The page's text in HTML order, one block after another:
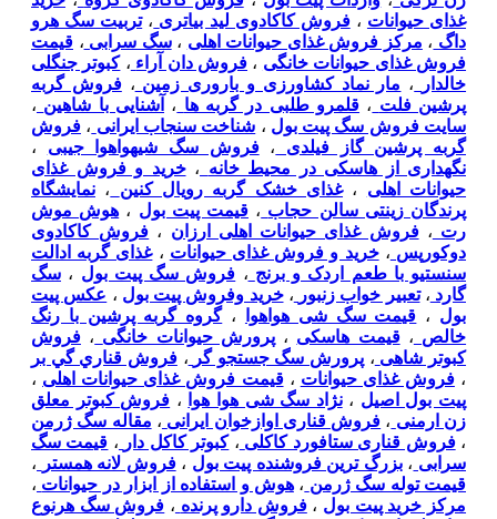
غذای حیوانات ،فروش کاکادوی لید بیاتری ،تربیت سگ هرو
داگ ، مرکز فروش غذای حیوانات اهلی ،سگ سرابی ، قیمت
فروش غذای حیوانات خانگی ، فروش دان آراء ،کبوتر جنگلی
خالدار
، مار نماد کشاورزی و باروری زمین ،فروش گربه
پرشین فلت ، قلمرو طلبی در گربه ها ، آشنایی با شاهین ،
سایت فروش سگ پیت بول ، شناخت سنجاب ایرانی ، فروش
گربه پرشین گاز فیلدی
،فروش سگ شیهواهوا جیبی ،
نگهداری از هاسکی در محیط خانه ،خرید و فروش غذای
حیوانات اهلی ،غذای خشک گربه رویال کنین ، نمایشگاه
پرندگان زینتی سالن حجاب ، قیمت پیت بول ، هوش موش
رت ،فروش غذای حیوانات اهلی ارزان ، فروش کاکادوی
دوکورپس ،خرید و فروش غذای حیوانات ،غذای گربه ادالت
سنستیو با طعم اردک و برنج ، فروش سگ پیت بول ، سگ
گارد ،تعبیر خواب زنبور ،خرید وفروش پیت بول ، عکس پیت
بول ، قیمت سگ شی هواهوا ،گروه گربه پرشین با رنگ
خالص ،قیمت هاسکی ،پرورش حیوانات خانگی ، فروش
کبوتر شاهی ، پرورش سگ جستجو گر ،فروش قناري گي بر
،فروش غذای حیوانات ،قیمت فروش غذای حیوانات اهلی ،
پیت بول اصیل ،نژاد سگ شی هوا هوا ، فروش کبوتر معلق
زن ارمنی ، فروش قناری اوازخوان ایرانی ، مقاله سگ ژرمن
،فروش قناری ستافورد کاکلی ،کبوتر کاکل دار ، قیمت سگ
سرابی ،بزرگ ترین فروشنده پیت بول ،فروش لانه همستر
،
قیمت توله سگ ژرمن ،هوش و استفاده از ابزار در حیوانات ،
مرکز خرید پیت بول ،فروش دارو پرنده ، فروش سگ هرنوع